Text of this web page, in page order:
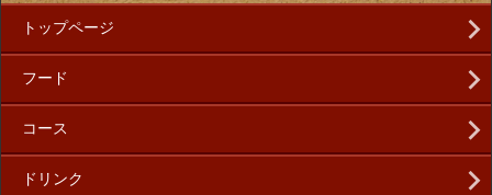
トップページ
フード
コース
ドリンク